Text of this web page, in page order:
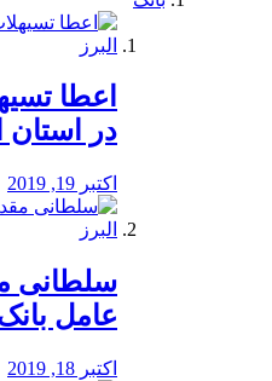
️اعطا
در استان
اکتبر 19, 2019
سلطانی
عامل
اکتبر 18, 2019